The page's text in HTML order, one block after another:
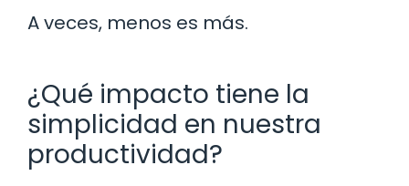
A veces, menos es más.
¿Qué impacto tiene la
simplicidad en nuestra
productividad?